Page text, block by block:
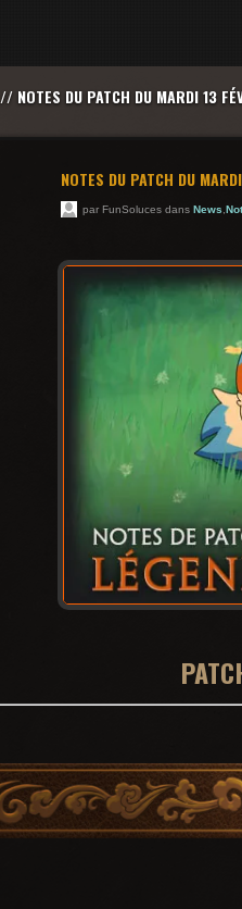
// NOTES DU PATCH DU MARDI 13
NOTES DU PATCH DU
par FunSoluces dans News